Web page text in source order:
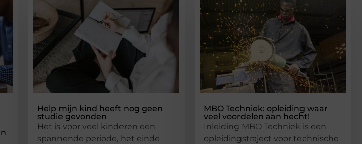
Help mijn kind heeft nog geen
studie gevonden
Het is voor veel kinderen een
spannende periode, het einde
MBO Techniek: opleiding waar
veel voordelen aan hecht!
Inleiding MBO Techniek is een
opleidingstraject voor technische